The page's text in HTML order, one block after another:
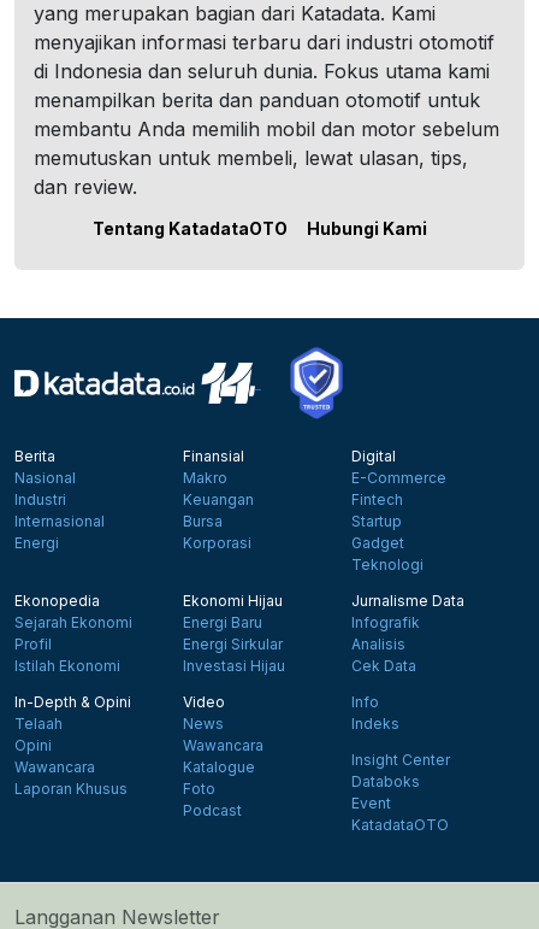
yang merupakan bagian dari Katadata. Kami
menyajikan informasi terbaru dari industri otomotif
di Indonesia dan seluruh dunia. Fokus utama kami
menampilkan berita dan panduan otomotif untuk
membantu Anda memilih mobil dan motor sebelum
memutuskan untuk membeli, lewat ulasan, tips,
dan review.
Tentang KatadataOTO Hubungi Kami
Berita
Nasional
Industri
Internasional
Energi
Finansial
Makro
Keuangan
Bursa
Korporasi
Digital
E-Commerce
Fintech
Startup
Gadget
Teknologi
Ekonopedia
Sejarah Ekonomi
Profil
Istilah Ekonomi
Ekonomi Hijau
Energi Baru
Energi Sirkular
Investasi Hijau
Jurnalisme Data
Infografik
Analisis
Cek Data
In-Depth & Opini
Telaah
Opini
Wawancara
Laporan Khusus
Video
News
Wawancara
Katalogue
Foto
Podcast
Info
Indeks
Insight Center
Databoks
Event
KatadataOTO
Langganan Newsletter